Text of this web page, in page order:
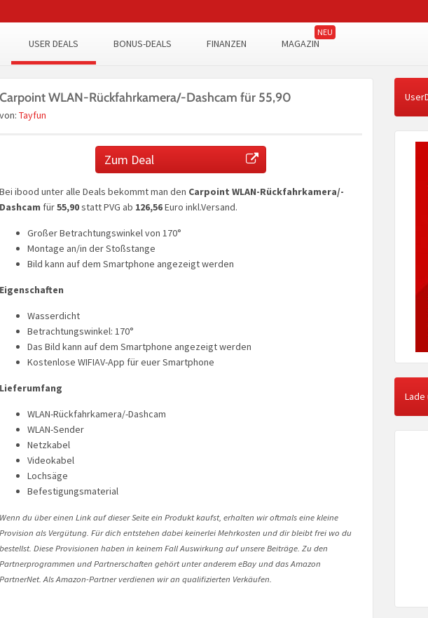
USER DEALS BONUS-DEALS FINANZEN MAGAZIN
Carpoint WLAN-Rückfahrkamera/-Dashcam für 55,90
von: Tayfun
Zum Deal
Bei ibood unter alle Deals bekommt man den Carpoint WLAN-Rückfahrkamera/-
Dashcam für55,90statt PVG ab 126,56Euro inkl.Versand.
Großer Betrachtungswinkel von 170°
Montage an/in der Stoßstange
Bild kann auf dem Smartphone angezeigt werden
Eigenschaften
Wasserdicht
Betrachtungswinkel: 170°
Das Bild kann auf dem Smartphone angezeigt werden
Kostenlose WIFIAV-App für euer Smartphone
Lieferumfang
WLAN-Rückfahrkamera/-Dashcam
WLAN-Sender
Netzkabel
Videokabel
Lochsäge
Befestigungsmaterial
Wenn du über einen Link auf dieser Seite ein Produkt kaufst, erhalten wir oftmals eine kleine
Provision als Vergütung. Für dich entstehen dabei keinerlei Mehrkosten und dir bleibt frei wo du
bestellst. Diese Provisionen haben in keinem Fall Auswirkung auf unsere Beiträge. Zu den
Partnerprogrammen und Partnerschaften gehört unter anderem eBay und das Amazon
PartnerNet. Als Amazon-Partner verdienen wir an qualifizierten Verkäufen.
Lade